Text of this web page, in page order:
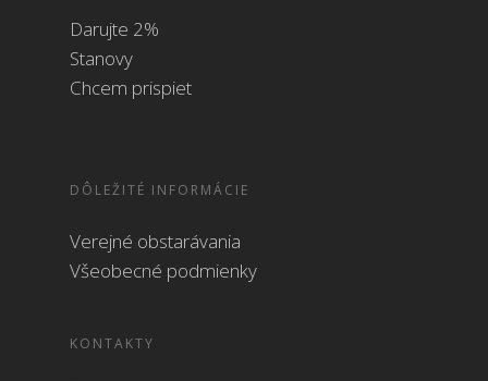
Darujte 2%
Stanovy
Chcem prispiet
DÔLEŽITÉ INFORMÁCIE
Verejné obstarávania
Všeobecné podmienky
KONTAKTY